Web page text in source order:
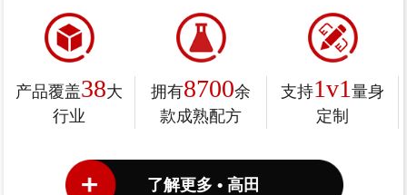
产品覆盖38大
行业
拥有8700余
款成熟配方
支持1v1量身
定制
了解更多 • 高田